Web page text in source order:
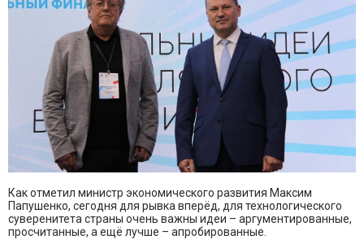
Как отметил министр экономического развития Максим
Папушенко, сегодня для рывка вперёд, для технологического
суверенитета страны очень важны идеи – аргументированные,
просчитанные, а ещё лучше – апробированные.